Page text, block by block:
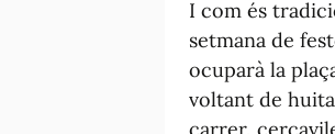
I com és
setmana de
ocuparà la
voltant de
carrer,